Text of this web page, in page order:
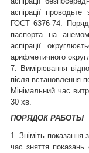
аспірації
ГОСТ 6376-74.
паспорта на
аспірації
арифметичного
7. Вимірювання
після встановлення
Мінімальний час
30 хв.
ПОРЯДОК РАБОТЫ
1. Зніміть показання
час зняття